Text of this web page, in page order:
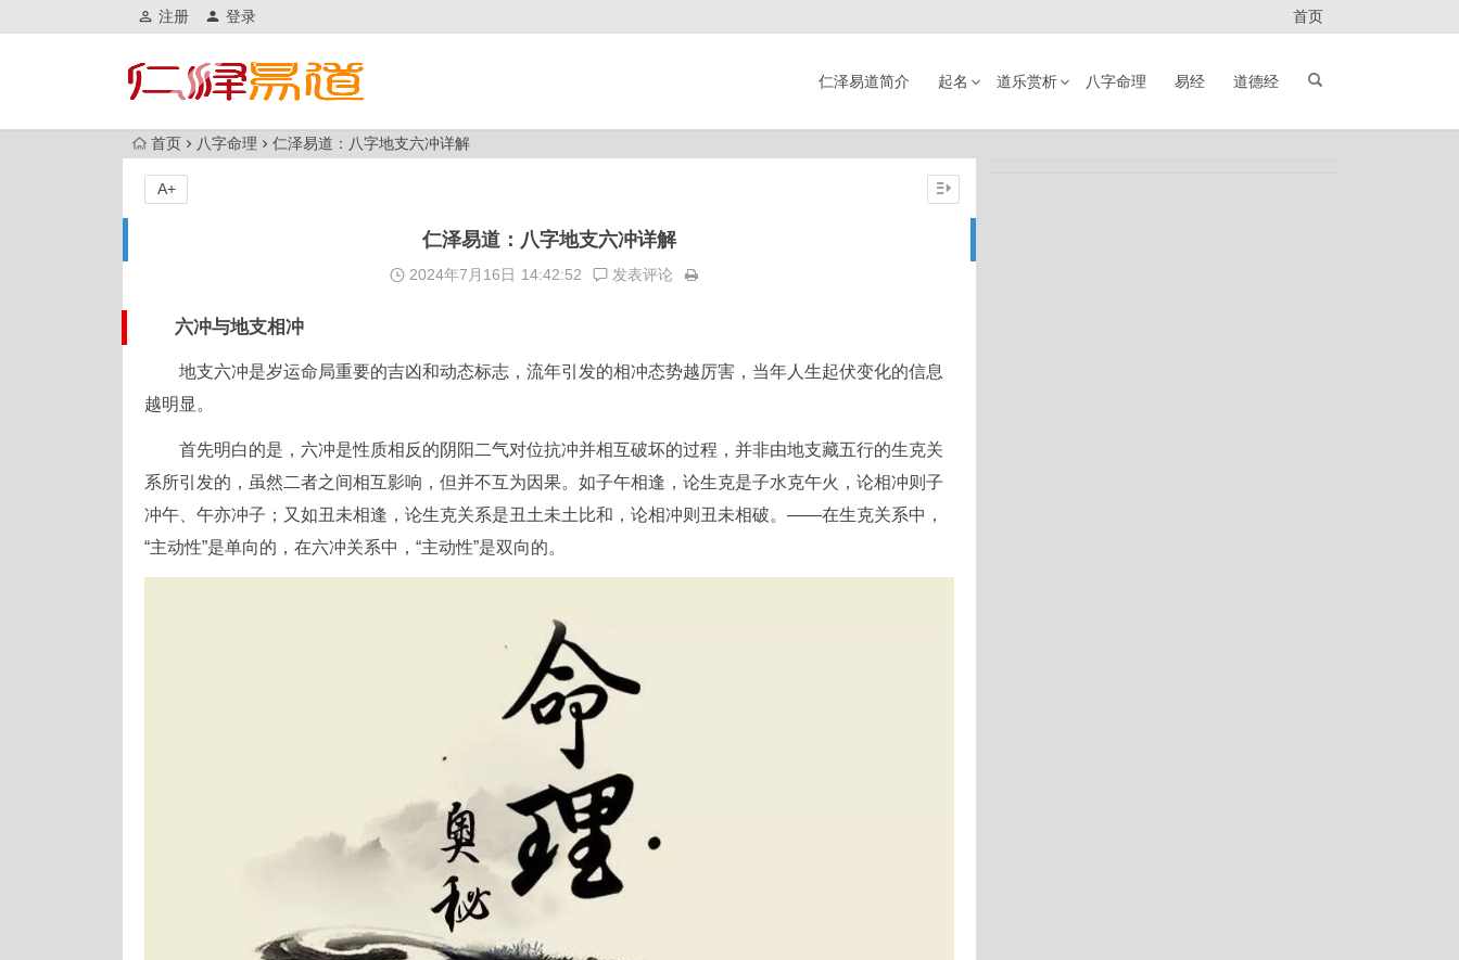
注册 登录 首页
仁泽易道简介 起名 道乐赏析 八字命理 易经 道德经
首页 八字命理 仁泽易道：八字地支六冲详解
仁泽易道：八字地支六冲详解
2024年7月16日 14:42:52 发表评论
六冲与地支相冲
地支六冲是岁运命局重要的吉凶和动态标志，流年引发的相冲态势越厉害，当年人生起伏变化的信息
越明显。
首先明白的是，六冲是性质相反的阴阳二气对位抗冲并相互破坏的过程，并非由地支藏五行的生克关
系所引发的，虽然二者之间相互影响，但并不互为因果。如子午相逢，论生克是子水克午火，论相冲则子
冲午、午亦冲子；又如丑未相逢，论生克关系是丑土未土比和，论相冲则丑未相破。——在生克关系中，
“主动性”是单向的，在六冲关系中，“主动性”是双向的。
A+